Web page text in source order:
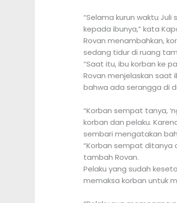
“Selama kurun waktu
kepada ibunya,” kata
Rovan menambahkan,
sedang tidur di ruang
“Saat itu, ibu korban ke
Rovan menjelaskan saat
bahwa ada serangga di
“Korban sempat tanya,
korban dan pelaku.
sembari mengatakan
“Korban sempat ditanya
tambah Rovan.
Pelaku yang sudah
memaksa korban untuk